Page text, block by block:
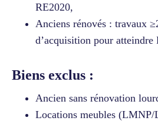
RE2020,
Anciens rénovés : travaux
d’acquisition pour atteindre
Biens exclus :
Ancien sans rénovation
Locations meubles (LMNP/